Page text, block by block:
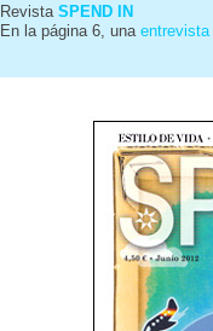
Revista SPEND IN
En la página 6, una entrevista